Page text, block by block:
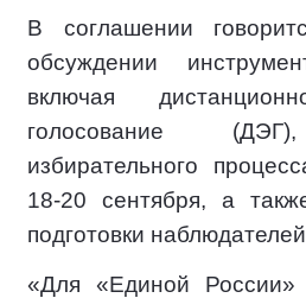
В соглашении
обсуждении
включая
голосование
избирательного
18-20 сентября, а
подготовки
«Для «Единой